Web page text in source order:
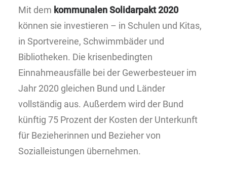
Mit dem kommunalen Solidarpakt 2020
können sie investieren – in Schulen und Kitas,
in Sportvereine, Schwimmbäder und
Bibliotheken. Die krisenbedingten
Einnahmeausfälle bei der Gewerbesteuer im
Jahr 2020 gleichen Bund und Länder
vollständig aus. Außerdem wird der Bund
künftig 75 Prozent der Kosten der Unterkunft
für Bezieherinnen und Bezieher von
Sozialleistungen übernehmen.